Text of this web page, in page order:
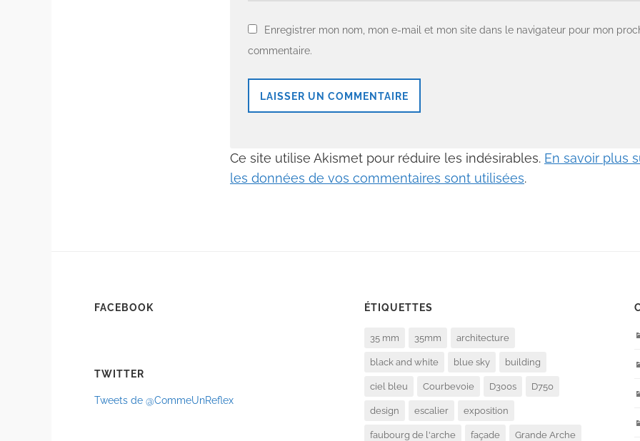
Enregistrer mon nom, mon e-mail et mon site dans le navigateur pour mon
commentaire.
Ce site utilise Akismet pour réduire les indésirables. En savoir plus
les données de vos commentaires sont utilisées.
FACEBOOK
TWITTER
Tweets de @CommeUnReflex
ÉTIQUETTES
35 mm 35mm architecture
black and white blue sky building
ciel bleu Courbevoie D300s D750
design escalier exposition
faubourg de l'arche façade Grande Arche